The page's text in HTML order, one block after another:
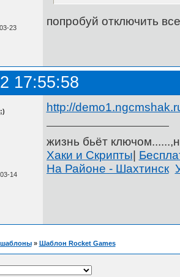
23
попробуй отключить
17:55:58
14
http://
жизнь бьёт
Хаки и Скрипты
На Районе - Шахтинск
шаблоны » Шаблон Rocket Games